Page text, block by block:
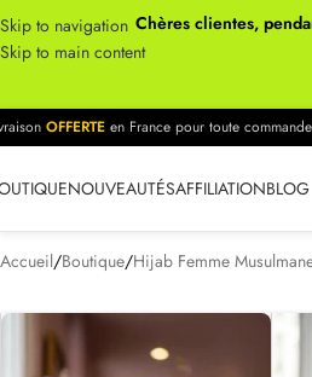
Skip to navigation
Skip to main content
Chères clientes,
OFFERTE en France pour toute
NOUVEAUTÉSAFFILIATIONBLOG
Accueil/Boutique/Hijab Femme